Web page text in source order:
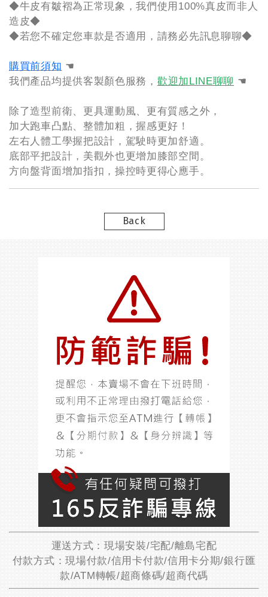
◆牛皮有皺褶為正常現象，我們使用100%真皮而非人
造皮◆
◆若您不確定您車款是否適用，請務必先訊息聊聊◆
購買前須知 ☚
我們產品均提供客製顏色服務， 歡迎加LINE聊聊 ☚
除了造型前衛、更具運動風、更有質感之外，
加大跑車凸點、整體加粗，握感更好！
左右人體工學握把設計，駕駛時更加舒適。
底部平把設計，美觀外也更增加膝部空間。
方向盤背面增加指扣，操控時更得心應手。
Back
運送方式：現場安裝/宅配/離島宅配
付款方式：現場付款/信用卡付款/信用卡分期/銀行匯
款/ATM轉帳/超商條碼/超商代碼